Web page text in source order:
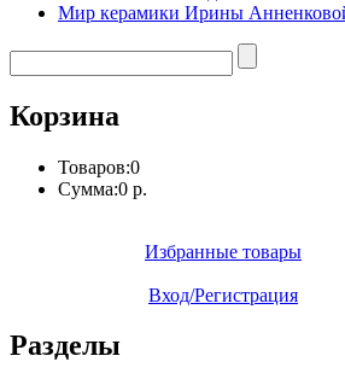
Мир керамики Ирины
Корзина
Товаров:0
Сумма:0 р.
Избранные товары
Вход/Регистрация
Разделы